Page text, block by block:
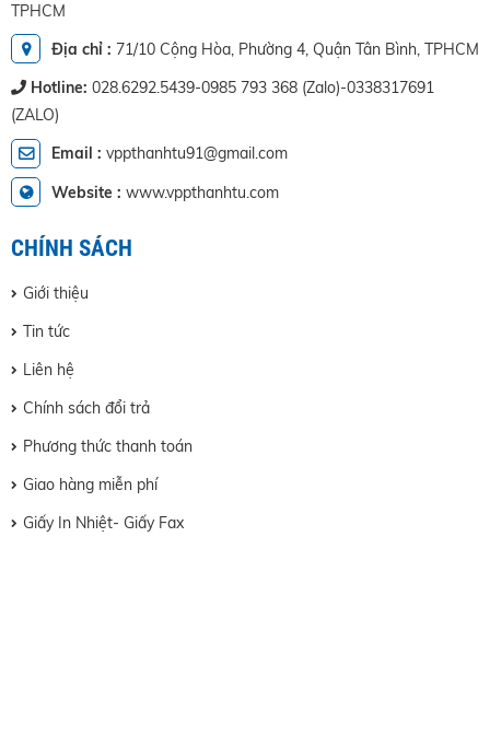
TPHCM
Địa chỉ : 71/10 Cộng Hòa, Phường 4, Quận Tân Bình, TPHCM
Hotline: 028.6292.5439-0985 793 368 (Zalo)-0338317691
(ZALO)
Email : vppthanhtu91@gmail.com
Website : www.vppthanhtu.com
Giới thiệu
Tin tức
Liên hệ
Chính sách đổi trả
Phương thức thanh toán
Giao hàng miễn phí
Giấy In Nhiệt- Giấy Fax